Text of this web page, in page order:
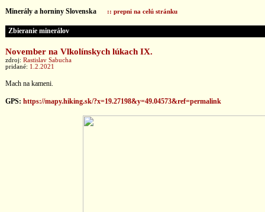
Minerály a horniny Slovenska :: prepni na celú stránku
Zbieranie minerálov
November na Vlkolínskych lúkach IX.
zdroj: Rastislav Sabucha
pridané: 1.2.2021
Mach na kameni.
GPS: https://mapy.hiking.sk/?x=19.27198&y=49.04573&ref=permalink